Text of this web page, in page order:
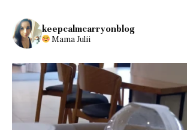
keepcalmcarryonblog
Mama Julii